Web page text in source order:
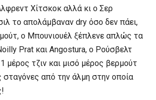
Χίτσκοκ αλλά κι ο Σερ
το απολάμβαναν dry όσο δεν πάει,
ο Μπουνιουέλ ξέπλενε απλώς τα
Prat και Angostura, ο Ρούσβελτ
μέρος τζιν και μισό μέρος βερμούτ
σταγόνες από την άλμη στην οποία